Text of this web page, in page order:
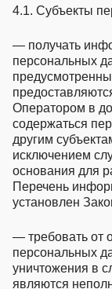
4.1. Субъекты
— получать
персональных
Оператором в
содержаться
другим
исключением
основания для
Перечень
установлен
— требовать от
персональных
уничтожения в
являются